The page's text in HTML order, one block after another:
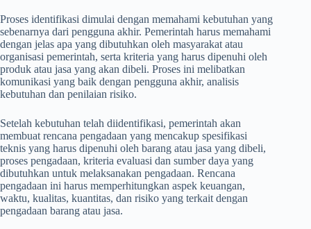
Proses identifikasi dimulai dengan memahami kebutuhan yang
sebenarnya dari pengguna akhir. Pemerintah harus memahami
dengan jelas apa yang dibutuhkan oleh masyarakat atau
organisasi pemerintah, serta kriteria yang harus dipenuhi oleh
produk atau jasa yang akan dibeli. Proses ini melibatkan
komunikasi yang baik dengan pengguna akhir, analisis
kebutuhan dan penilaian risiko.
Setelah kebutuhan telah diidentifikasi, pemerintah akan
membuat rencana pengadaan yang mencakup spesifikasi
teknis yang harus dipenuhi oleh barang atau jasa yang dibeli,
proses pengadaan, kriteria evaluasi dan sumber daya yang
dibutuhkan untuk melaksanakan pengadaan. Rencana
pengadaan ini harus memperhitungkan aspek keuangan,
waktu, kualitas, kuantitas, dan risiko yang terkait dengan
pengadaan barang atau jasa.